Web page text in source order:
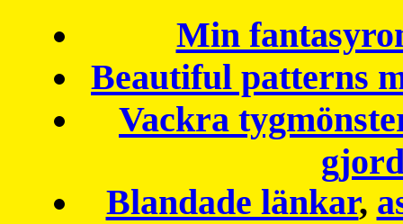
Min
Beautiful patterns
Vackra
Blandade länkar,